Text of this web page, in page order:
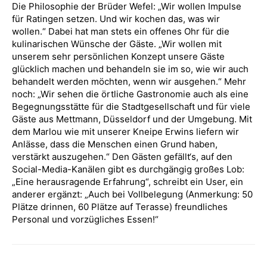
Die Philosophie der Brüder Wefel: „Wir wollen Impulse
für Ratingen setzen. Und wir kochen das, was wir
wollen.“ Dabei hat man stets ein offenes Ohr für die
kulinarischen Wünsche der Gäste. „Wir wollen mit
unserem sehr persönlichen Konzept unsere Gäste
glücklich machen und behandeln sie im so, wie wir auch
behandelt werden möchten, wenn wir ausgehen.“ Mehr
noch: „Wir sehen die örtliche Gastronomie auch als eine
Begegnungsstätte für die Stadtgesellschaft und für viele
Gäste aus Mettmann, Düsseldorf und der Umgebung. Mit
dem Marlou wie mit unserer Kneipe Erwins liefern wir
Anlässe, dass die Menschen einen Grund haben,
verstärkt auszugehen.“ Den Gästen gefällt‘s, auf den
Social-Media-Kanälen gibt es durchgängig großes Lob:
„Eine herausragende Erfahrung“, schreibt ein User, ein
anderer ergänzt: „Auch bei Vollbelegung (Anmerkung: 50
Plätze drinnen, 60 Plätze auf Terasse) freundliches
Personal und vorzügliches Essen!“